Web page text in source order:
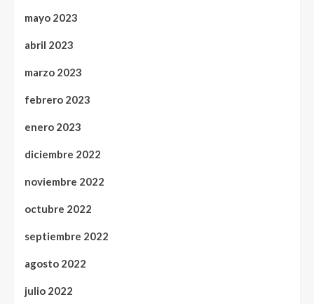
mayo 2023
abril 2023
marzo 2023
febrero 2023
enero 2023
diciembre 2022
noviembre 2022
octubre 2022
septiembre 2022
agosto 2022
julio 2022